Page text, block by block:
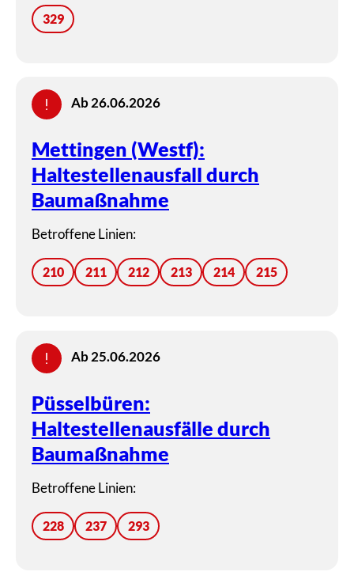
329
Ab 26.06.2026
Mettingen (Westf):
Haltestellenausfall durch
Baumaßnahme
Betroffene Linien:
210 211 212 213 214 215
Ab 25.06.2026
Püsselbüren:
Haltestellenausfälle durch
Baumaßnahme
Betroffene Linien:
228 237 293